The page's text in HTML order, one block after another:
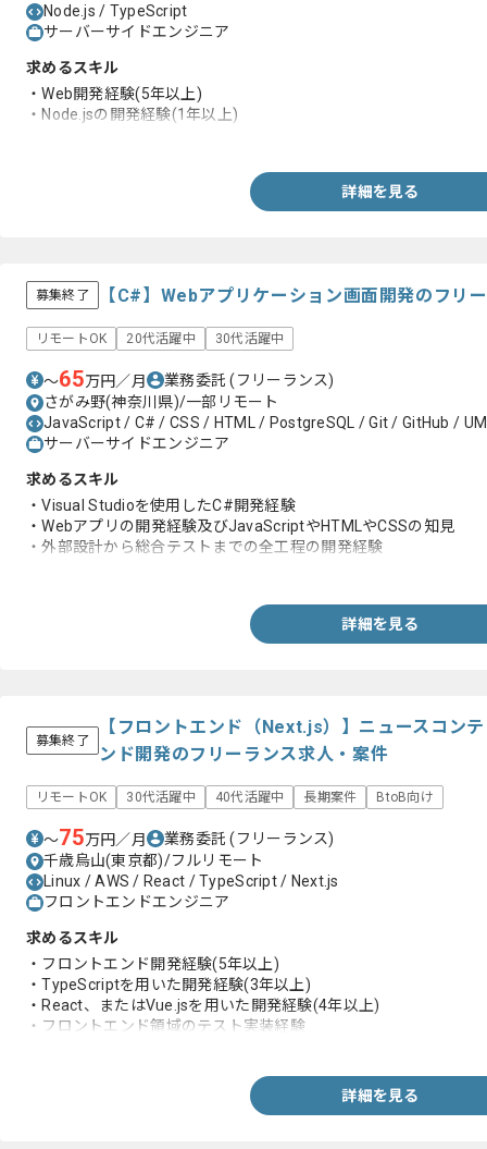
Node.js / TypeScript
サーバーサイドエンジニア
求めるスキル
・Web開発経験(5年以上)
・Node.jsの開発経験(1年以上)
詳細を見る
募集終了 【C#】Webアプリケーション画面開発のフリ
リモートOK 20代活躍中 30代活躍中
〜65万円／月 業務委託(フリーランス)
さがみ野(神奈川県)/一部リモート
JavaScript / C# / CSS / HTML / PostgreSQL / Git / GitHub /
サーバーサイドエンジニア
求めるスキル
・Visual Studioを使用したC#開発経験
・Webアプリの開発経験及びJavaScriptやHTMLやCSSの知見
・外部設計から総合テストまでの全工程の開発経験
詳細を見る
募集終了
【フロントエンド（Next.js）】ニュースコン
ンド開発のフリーランス求人・案件
リモートOK 30代活躍中 40代活躍中 長期案件 BtoB向け
〜75万円／月 業務委託(フリーランス)
千歳烏山(東京都)/フルリモート
Linux / AWS / React / TypeScript / Next.js
フロントエンドエンジニア
求めるスキル
・フロントエンド開発経験(5年以上)
・TypeScriptを用いた開発経験(3年以上)
・React、またはVue.jsを用いた開発経験(4年以上)
・フロントエンド領域のテスト実装経験
詳細を見る